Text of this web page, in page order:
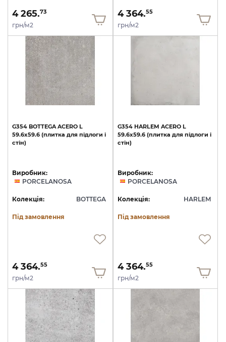
4 265.73
грн/м2
4 364.55
грн/м2
G354 BOTTEGA ACERO L
59.6x59.6 (плитка для підлоги і
стін)
Виробник:
PORCELANOSA
Колекція: BOTTEGA
Під замовлення
4 364.55
грн/м2
G354 HARLEM ACERO L
59.6x59.6 (плитка для підлоги і
стін)
Виробник:
PORCELANOSA
Колекція: HARLEM
Під замовлення
4 364.55
грн/м2